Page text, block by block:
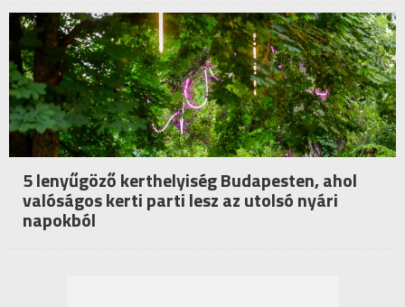
5 lenyűgöző kerthelyiség Budapesten, ahol
valóságos kerti parti lesz az utolsó nyári
napokból